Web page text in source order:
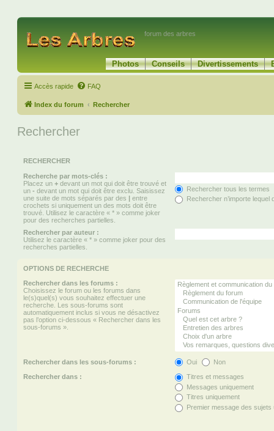
forum des arbres
Photos Conseils Divertissements
Accès rapide FAQ
Index du forum Rechercher
Rechercher
RECHERCHER
Recherche par mots-clés :
Placez un + devant un mot qui doit être trouvé et
un - devant un mot qui doit être exclu. Saisissez
une suite de mots séparés par des | entre
crochets si uniquement un des mots doit être
trouvé. Utilisez le caractère « * » comme joker
pour des recherches partielles.
Rechercher tous les termes
Rechercher n’importe lequel
Rechercher par auteur :
Utilisez le caractère « * » comme joker pour des
recherches partielles.
OPTIONS DE RECHERCHE
Rechercher dans les forums :
Choisissez le forum ou les forums dans
le(s)quel(s) vous souhaitez effectuer une
recherche. Les sous-forums sont
automatiquement inclus si vous ne désactivez
pas l’option ci-dessous « Rechercher dans les
sous-forums ».
Rechercher dans les sous-forums : Oui Non
Rechercher dans :
Titres et messages
Messages uniquement
Titres uniquement
Premier message des sujets